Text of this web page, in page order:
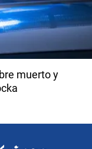
muerto y